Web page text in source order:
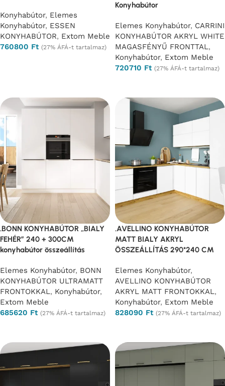
.AVELLINO KONYHABÚTOR
MATT BIALY AKRYL
ÖSSZEÁLLÍTÁS 290*240 CM
Elemes Konyhabútor,
AVELLINO KONYHABÚTOR
AKRYL MATT FRONTOKKAL,
Konyhabútor, Extom Meble
828090 Ft (27% ÁFÁ-t tartalmaz)
Konyhabútor, Elemes
Konyhabútor, ESSEN
KONYHABÚTOR, Extom Meble
760800 Ft (27% ÁFÁ-t tartalmaz)
Konyhabútor
Elemes Konyhabútor, CARRINI
KONYHABÚTOR AKRYL WHITE
MAGASFÉNYŰ FRONTTAL,
Konyhabútor, Extom Meble
720710 Ft (27% ÁFÁ-t tartalmaz)
.BONN KONYHABÚTOR „BIALY
FEHÉR” 240 + 300CM
konyhabútor összeállítás
Elemes Konyhabútor, BONN
KONYHABÚTOR ULTRAMATT
FRONTOKKAL, Konyhabútor,
Extom Meble
685620 Ft (27% ÁFÁ-t tartalmaz)